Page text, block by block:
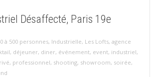
Désaffecté, Paris 19e
à 500 personnes, Industrielle, Les Lofts, agence
, déjeuner, diner, événement, event, industriel,
, professionnel, shooting, showroom, soirée,